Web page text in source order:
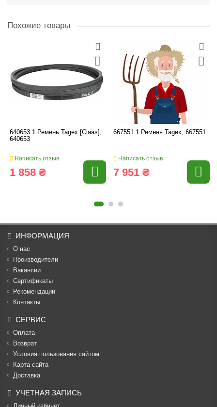
Похожие товары
640653.1 Ремень Tagex [Claas],
640653
Написать отзыв
1 858 ₴
667551.1 Ремень Tagex, 667551
Написать отзыв
7 951 ₴
ИНФОРМАЦИЯ
О нас
Производители
Вакансии
Cертификаты
Рекомендации
Контакты
СЕРВИС
Оплата
Возврат
Условия пользования сайтом
Карта сайта
Доставка
УЧЕТНАЯ ЗАПИСЬ